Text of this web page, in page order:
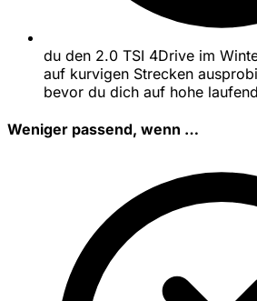
du den 2.0 TSI 4Drive im
auf kurvigen Strecken
bevor du dich auf hohe
Weniger passend, wenn …